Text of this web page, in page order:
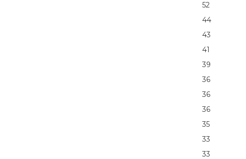
52
44
43
41
39
36
36
36
35
33
33